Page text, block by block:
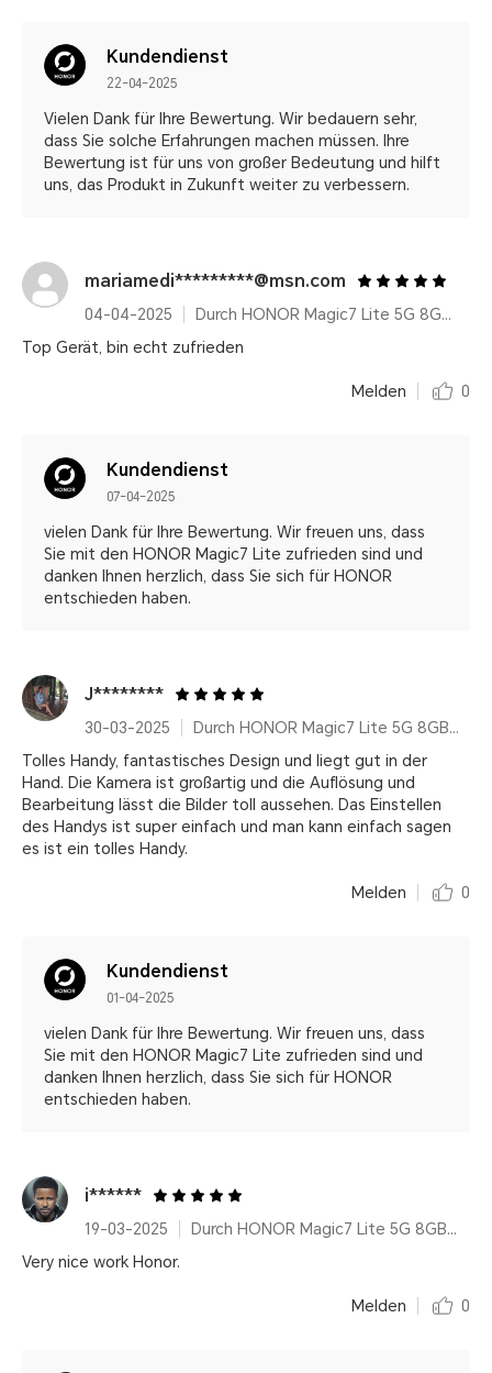
Kundendienst
22-04-2025
Vielen Dank für Ihre Bewertung. Wir bedauern sehr,
dass Sie solche Erfahrungen machen müssen. Ihre
Bewertung ist für uns von großer Bedeutung und hilft
uns, das Produkt in Zukunft weiter zu verbessern.
mariamedi*********@msn.com
04-04-2025
Durch HONOR Magic7 Lite 5G 8GB+512GB, Qualcomm Snapdragon 6 Gen 1, Titanium Purple, 6600 mAh, AI Features, Ultra Robust
Top Gerät, bin echt zufrieden
Melden 0
Kundendienst
07-04-2025
vielen Dank für Ihre Bewertung. Wir freuen uns, dass
Sie mit den HONOR Magic7 Lite zufrieden sind und
danken Ihnen herzlich, dass Sie sich für HONOR
entschieden haben.
J********
30-03-2025
Durch HONOR Magic7 Lite 5G 8GB+512GB, Qualcomm Snapdragon 6 Gen 1, Titanium Purple, 6600 mAh, AI Features, Ultra Robust
Tolles Handy, fantastisches Design und liegt gut in der
Hand. Die Kamera ist großartig und die Auflösung und
Bearbeitung lässt die Bilder toll aussehen. Das Einstellen
des Handys ist super einfach und man kann einfach sagen
es ist ein tolles Handy.
Melden 0
Kundendienst
01-04-2025
vielen Dank für Ihre Bewertung. Wir freuen uns, dass
Sie mit den HONOR Magic7 Lite zufrieden sind und
danken Ihnen herzlich, dass Sie sich für HONOR
entschieden haben.
i******
19-03-2025
Durch HONOR Magic7 Lite 5G 8GB+512GB, Qualcomm Snapdragon 6 Gen 1, Titanium Black, 6600 mAh, AI Features, Ultra Robust
Very nice work Honor.
Melden 0